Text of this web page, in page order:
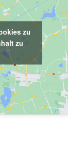
zu
zu